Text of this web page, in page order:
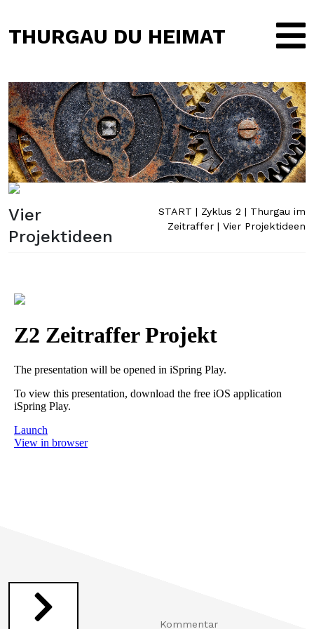
THURGAU DU HEIMAT
Vier
Projektideen
START | Zyklus 2 | Thurgau im
Zeitraffer| Vier Projektideen
Kommentar